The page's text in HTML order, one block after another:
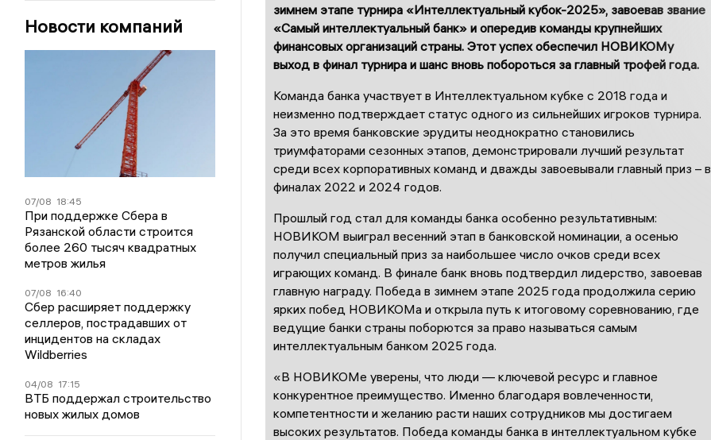
Новости компаний
07/08 18:45
При поддержке Сбера в
Рязанской области строится
более 260 тысяч квадратных
метров жилья
07/08 16:40
Сбер расширяет поддержку
селлеров, пострадавших от
инцидентов на складах
Wildberries
04/08 17:15
ВТБ поддержал строительство
новых жилых домов
зимнем этапе турнира «Интеллектуальный кубок-2025», завоевав звание
«Самый интеллектуальный банк» и опередив команды крупнейших
финансовых организаций страны. Этот успех обеспечил НОВИКОМу
выход в финал турнира и шанс вновь побороться за главный трофей года.
Команда банка участвует в Интеллектуальном кубке с 2018 года и
неизменно подтверждает статус одного из сильнейших игроков турнира.
За это время банковские эрудиты неоднократно становились
триумфаторами сезонных этапов, демонстрировали лучший результат
среди всех корпоративных команд и дважды завоевывали главный приз – в
финалах 2022 и 2024 годов.
Прошлый год стал для команды банка особенно результативным:
НОВИКОМ выиграл весенний этап в банковской номинации, а осенью
получил специальный приз за наибольшее число очков среди всех
играющих команд. В финале банк вновь подтвердил лидерство, завоевав
главную награду. Победа в зимнем этапе 2025 года продолжила серию
ярких побед НОВИКОМа и открыла путь к итоговому соревнованию, где
ведущие банки страны поборются за право называться самым
интеллектуальным банком 2025 года.
«В НОВИКОМе уверены, что люди — ключевой ресурс и главное
конкурентное преимущество. Именно благодаря вовлеченности,
компетентности и желанию расти наших сотрудников мы достигаем
высоких результатов. Победа команды банка в интеллектуальном кубке